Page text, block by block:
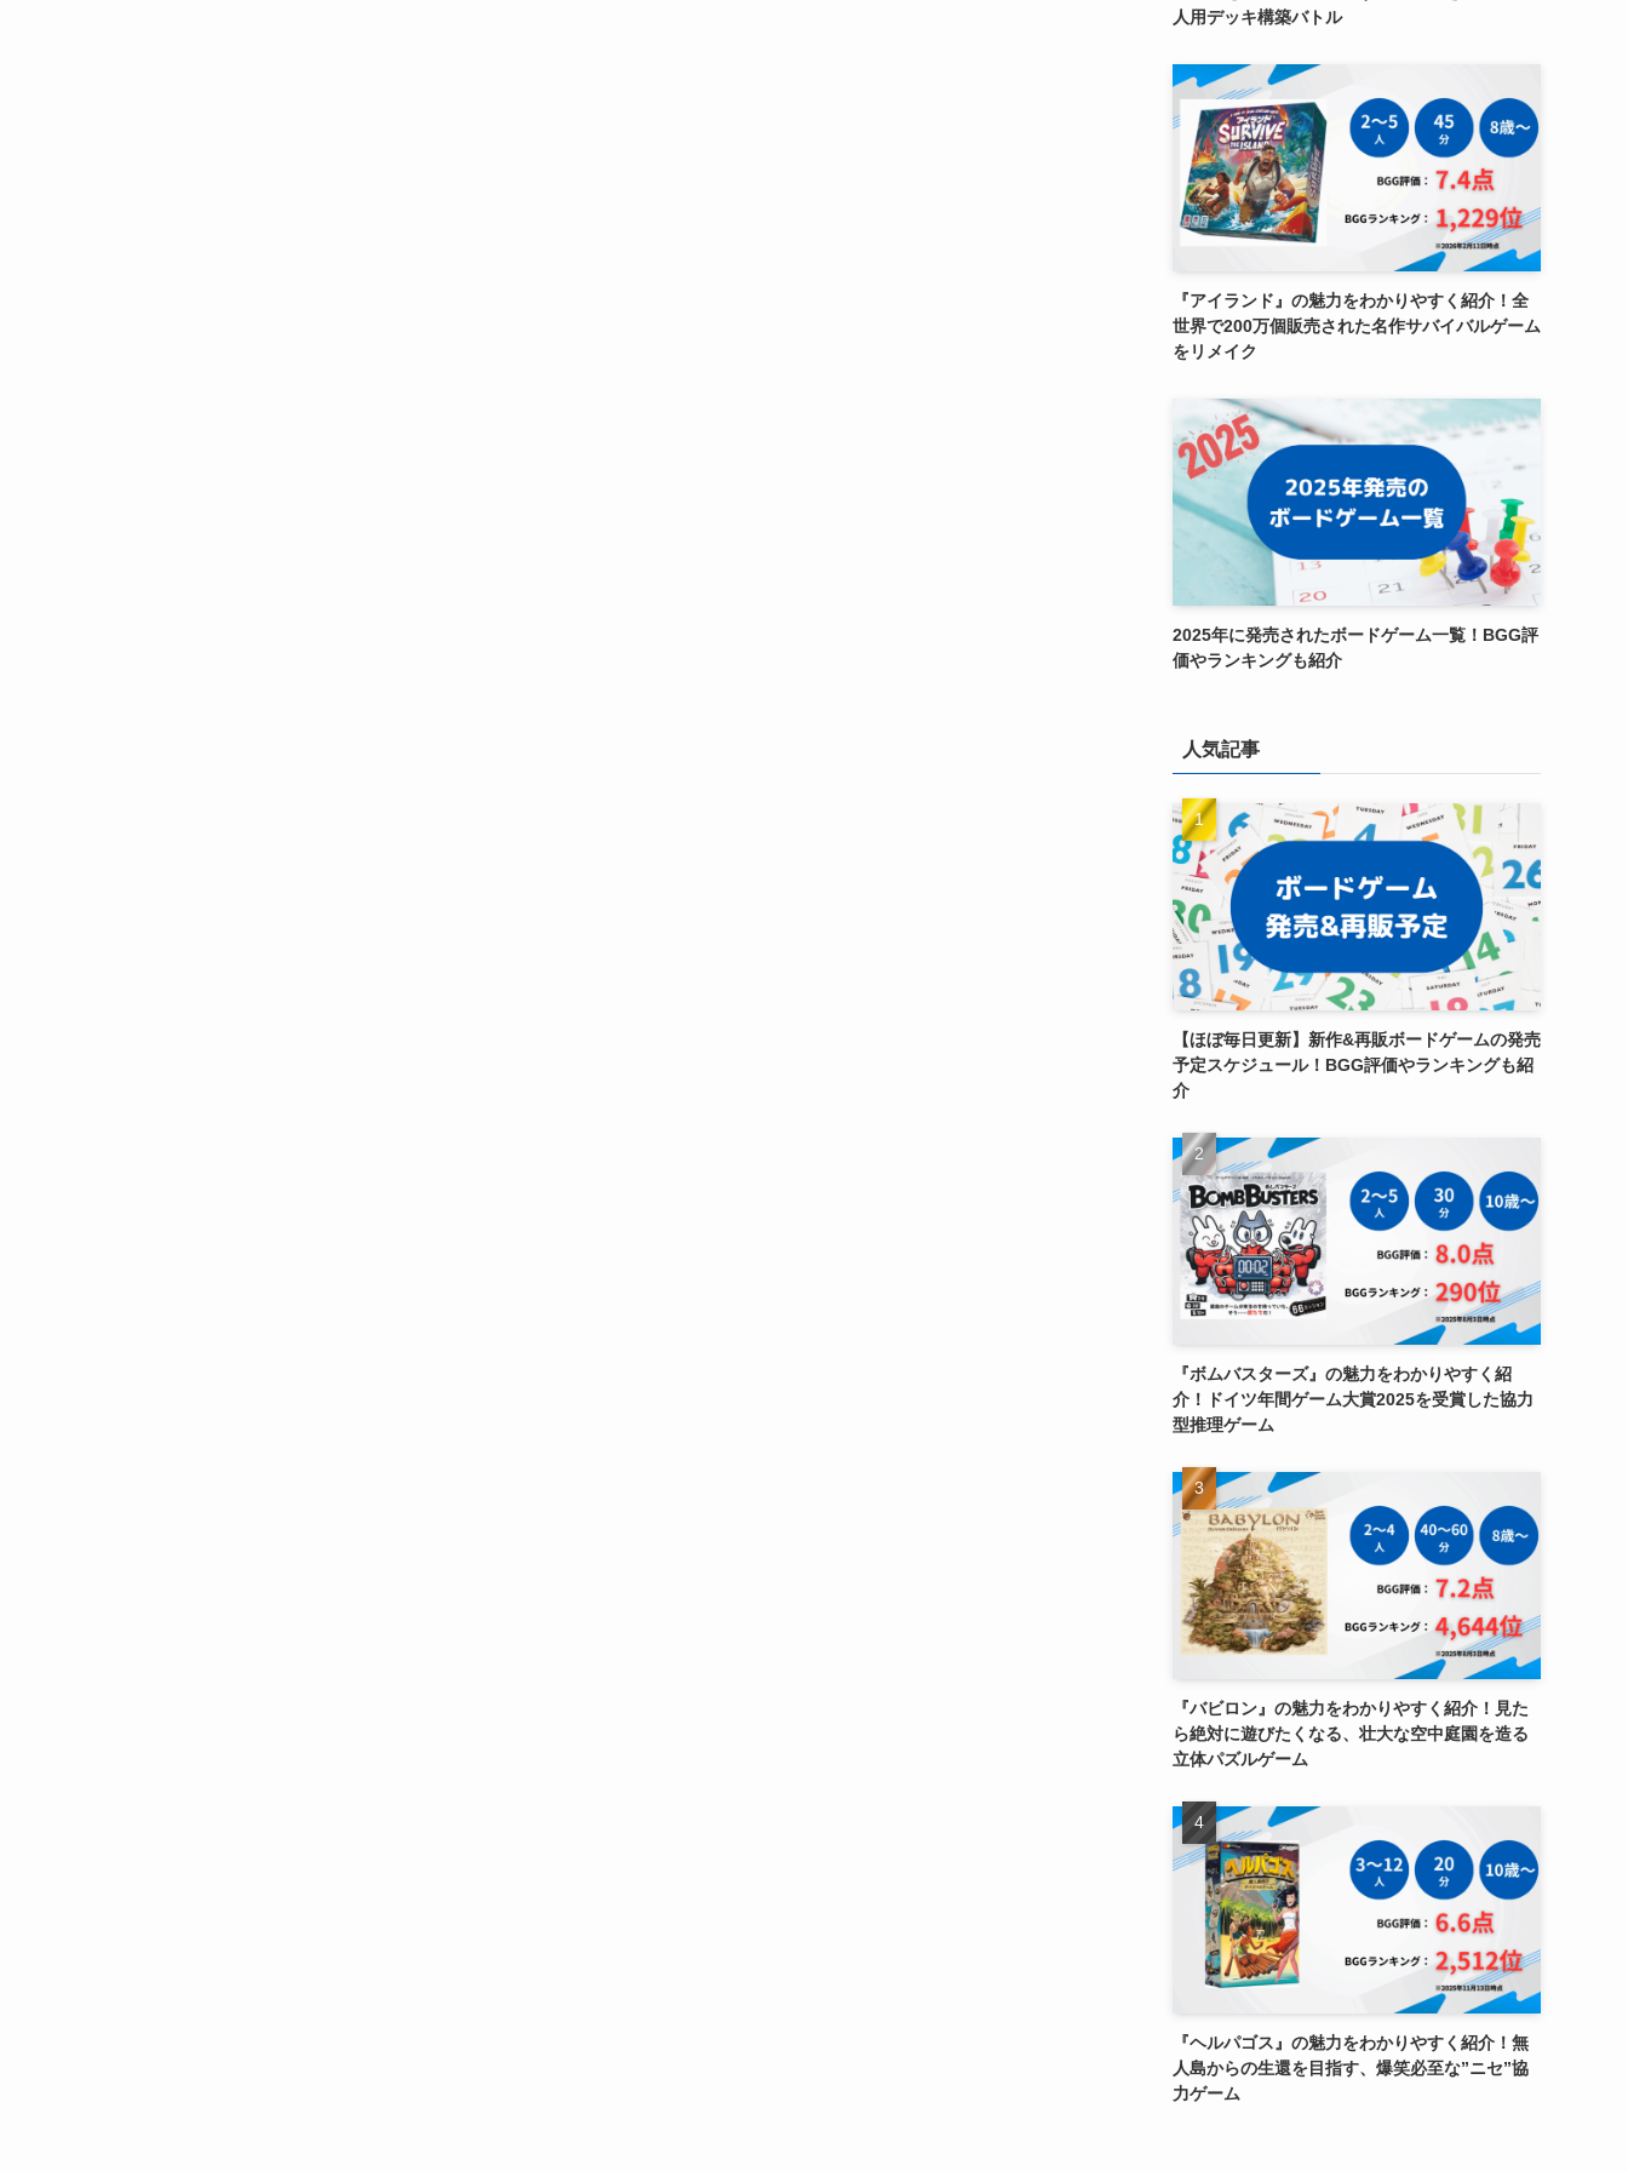
人用デッキ構築バトル
『アイランド』の魅力をわかりやすく紹介！全
世界で200万個販売された名作サバイバルゲーム
をリメイク
2025年に発売されたボードゲーム一覧！BGG評
価やランキングも紹介
人気記事
【ほぼ毎日更新】新作&再販ボードゲームの発売
予定スケジュール！BGG評価やランキングも紹
介
『ボムバスターズ』の魅力をわかりやすく紹
介！ドイツ年間ゲーム大賞2025を受賞した協力
型推理ゲーム
『バビロン』の魅力をわかりやすく紹介！見た
ら絶対に遊びたくなる、壮大な空中庭園を造る
立体パズルゲーム
『ヘルパゴス』の魅力をわかりやすく紹介！無
人島からの生還を目指す、爆笑必至な”ニセ”協
力ゲーム